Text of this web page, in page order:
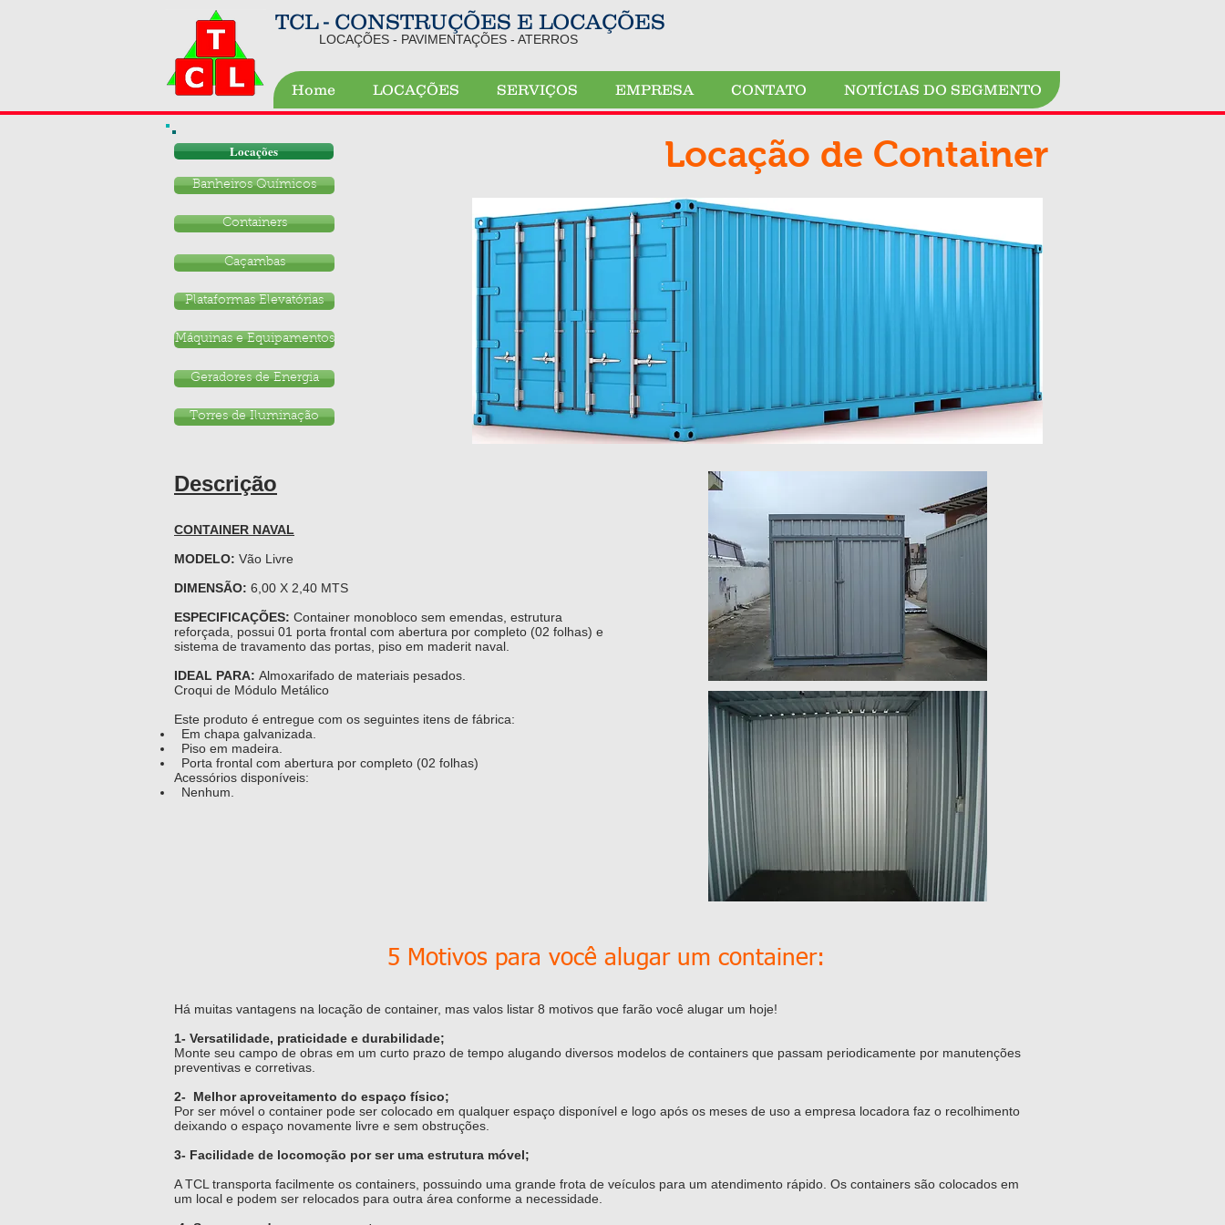
TCL - CONSTRUÇÕES E LOCAÇÕES
LOCAÇÕES - PAVIMENTAÇÕES - ATERROS
Home LOCAÇÕES SERVIÇOS EMPRESA CONTATO NOTÍCIAS DO SEGMENTO
Torres de Iluminação
Plataformas Elevatórias
Máquinas e Equipamentos
Geradores de Energia
Caçambas
Containers
Locações
Banheiros Químicos
Locação de Container
Descrição
CONTAINER NAVAL
MODELO: Vão Livre
DIMENSÃO: 6,00 X 2,40 MTS
ESPECIFICAÇÕES: Container monobloco sem emendas, estrutura
reforçada, possui 01 porta frontal com abertura por completo (02 folhas) e
sistema de travamento das portas, piso em maderit naval.
IDEAL PARA: Almoxarifado de materiais pesados.
Croqui de Módulo Metálico
Este produto é entregue com os seguintes itens de fábrica:
Em chapa galvanizada.
Piso em madeira.
Porta frontal com abertura por completo (02 folhas)
Acessórios disponíveis:
Nenhum.
5 Motivos para você alugar um container:
Há muitas vantagens na locação de container, mas valos listar 8 motivos que farão você alugar um hoje!
1- Versatilidade, praticidade e durabilidade;
Monte seu campo de obras em um curto prazo de tempo alugando diversos modelos de containers que passam periodicamente por manutenções
preventivas e corretivas.
2- Melhor aproveitamento do espaço físico;
Por ser móvel o container pode ser colocado em qualquer espaço disponível e logo após os meses de uso a empresa locadora faz o recolhimento
deixando o espaço novamente livre e sem obstruções.
3- Facilidade de locomoção por ser uma estrutura móvel;
A TCL transporta facilmente os containers, possuindo uma grande frota de veículos para um atendimento rápido. Os containers são colocados em
um local e podem ser relocados para outra área conforme a necessidade.